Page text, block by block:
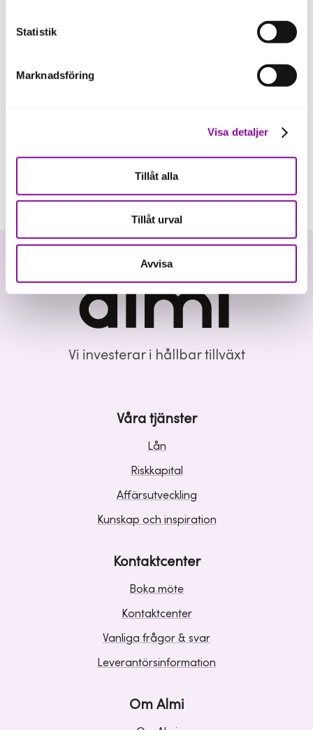
Statistik
Marknadsföring
Visa detaljer
Tillåt alla
Tillåt urval
Avvisa
Vi investerar i hållbar tillväxt
Våra tjänster
Lån
Riskkapital
Affärsutveckling
Kunskap och inspiration
Kontaktcenter
Boka möte
Kontaktcenter
Vanliga frågor & svar
Leverantörsinformation
Om Almi